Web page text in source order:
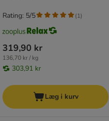
319,90 kr
136,70 kr / kg
303,91 kr
Rating: 5/5 (1)
Læg i kurv